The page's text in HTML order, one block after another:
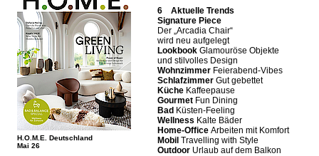
H.O.M.E. Deutschland
Mai 26
6 Aktuelle Trends
Signature Piece
Der „Arcadia Chair“
wird neu aufgelegt
Lookbook Glamouröse Objekte
und stilvolles Design
Wohnzimmer Feierabend-Vibes
Schlafzimmer Gut gebettet
Küche Kaffeepause
Gourmet Fun Dining
Bad Küsten-Feeling
Wellness Kalte Bäder
Home-Office Arbeiten mit Komfort
Mobil Travelling with Style
Outdoor Urlaub auf dem Balkon